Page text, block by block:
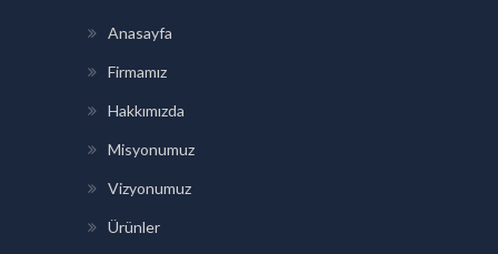
Anasayfa
Firmamız
Hakkımızda
Misyonumuz
Vizyonumuz
Ürünler